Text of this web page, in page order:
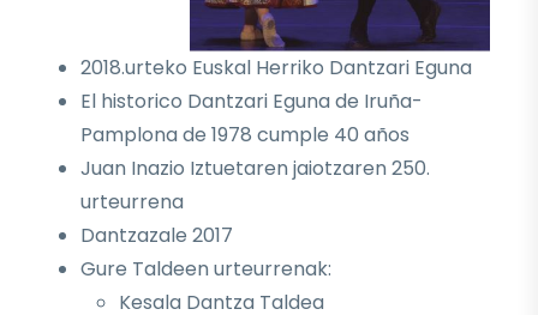
2018.urteko Euskal Herriko Dantzari Eguna
El historico Dantzari Eguna de Iruña-
Pamplona de 1978 cumple 40 años
Juan Inazio Iztuetaren jaiotzaren 250.
urteurrena
Dantzazale 2017
Gure Taldeen urteurrenak:
Kesala Dantza Taldea